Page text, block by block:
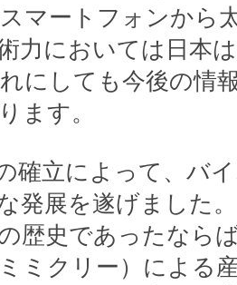
マートフォンから
力においては日本
にしても今後の情
ます。
確立によって、バ
発展を遂げました
歴史であったなら
ミクリー）による